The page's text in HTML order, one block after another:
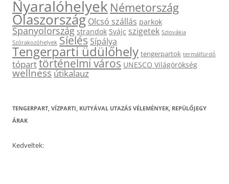
Nyaralóhelyek Németország
Olaszország Olcsó szállás parkok
Spanyolország strandok Svájc szigetek Szlovákia
Szórakozóhelyek Síelés Sípálya
Tengerparti üdülőhely tengerpartok termálfürdő
tóparttörténelmi város UNESCO Világörökség
wellnessútikalauz
TENGERPART, VÍZPARTI, KUTYÁVAL UTAZÁS VÉLEMÉNYEK, REPÜLŐJEGY
ÁRAK
Kedveltek: